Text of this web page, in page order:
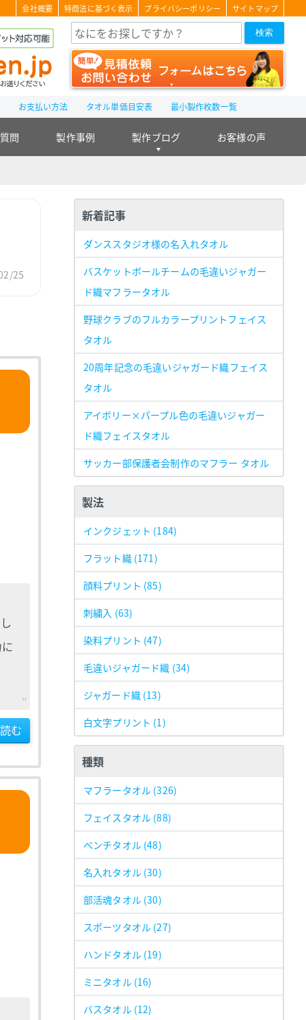
会社概要 特商法に基づく表示 プライバシーポリシー サイトマップ
検索
お支払い方法 タオル単価目安表 最小製作枚数一覧
問 製作事例 製作ブログ お客様の声
25
む
新着記事
ダンススタジオ様の名入れタオル
バスケットボールチームの毛違いジャガー
ド織マフラータオル
野球クラブのフルカラープリントフェイス
タオル
20周年記念の毛違いジャガード織フェイス
タオル
アイボリー×パープル色の毛違いジャガー
ド織フェイスタオル
サッカー部保護者会制作のマフラー タオル
製法
インクジェット (184)
フラット織 (171)
顔料プリント (85)
刺繍入 (63)
染料プリント (47)
毛違いジャガード織 (34)
ジャガード織 (13)
白文字プリント (1)
種類
マフラータオル (326)
フェイスタオル (88)
ベンチタオル (48)
名入れタオル (30)
部活魂タオル (30)
スポーツタオル (27)
ハンドタオル (19)
ミニタオル (16)
バスタオル (12)